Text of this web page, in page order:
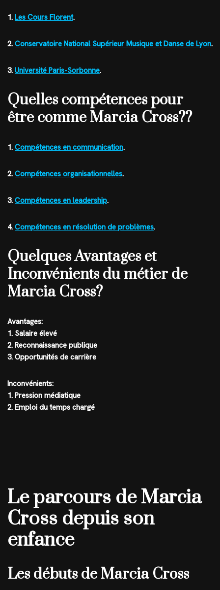
1. Les Cours Florent.
2. Conservatoire National Supérieur Musique et Danse de Lyon.
3. Université Paris-Sorbonne.
Quelles compétences pour
être comme Marcia Cross??
1. Compétences en communication.
2. Compétences organisationnelles.
3. Compétences en leadership.
4. Compétences en résolution de problèmes.
Quelques Avantages et
Inconvénients du métier de
Marcia Cross?
Avantages:
1. Salaire élevé
2. Reconnaissance publique
3. Opportunités de carrière
Inconvénients:
1. Pression médiatique
2. Emploi du temps chargé
Le parcours de Marcia
Cross depuis son
enfance
Les débuts de Marcia Cross